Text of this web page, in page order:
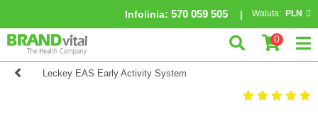
Infolinia: 570 059 505 Waluta: PLN
0
Leckey EAS Early Activity System